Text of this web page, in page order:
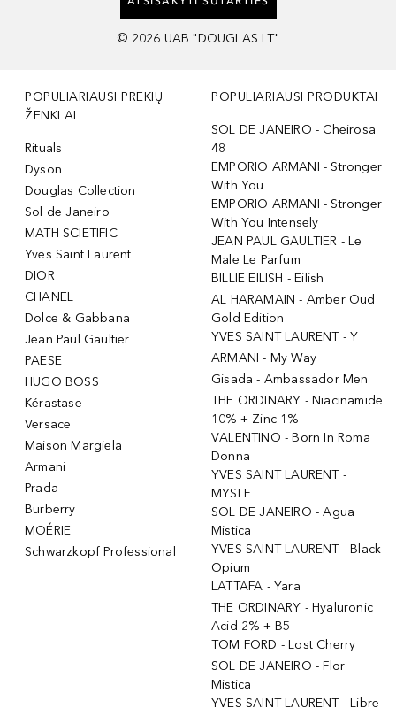
© 2026 UAB "DOUGLAS LT"
POPULIARIAUSI PREKIŲ
ŽENKLAI
Rituals
Dyson
Douglas Collection
Sol de Janeiro
MATH SCIETIFIC
Yves Saint Laurent
DIOR
CHANEL
Dolce & Gabbana
Jean Paul Gaultier
PAESE
HUGO BOSS
Kérastase
Versace
Maison Margiela
Armani
Prada
Burberry
MOÉRIE
Schwarzkopf Professional
POPULIARIAUSI PRODUKTAI
SOL DE JANEIRO - Cheirosa
48
EMPORIO ARMANI - Stronger
With You
EMPORIO ARMANI - Stronger
With You Intensely
JEAN PAUL GAULTIER - Le
Male Le Parfum
BILLIE EILISH - Eilish
AL HARAMAIN - Amber Oud
Gold Edition
YVES SAINT LAURENT - Y
ARMANI - My Way
Gisada - Ambassador Men
THE ORDINARY - Niacinamide
10% + Zinc 1%
VALENTINO - Born In Roma
Donna
YVES SAINT LAURENT -
MYSLF
SOL DE JANEIRO - Agua
Mistica
YVES SAINT LAURENT - Black
Opium
LATTAFA - Yara
THE ORDINARY - Hyaluronic
Acid 2% + B5
TOM FORD - Lost Cherry
SOL DE JANEIRO - Flor
Mistica
YVES SAINT LAURENT - Libre